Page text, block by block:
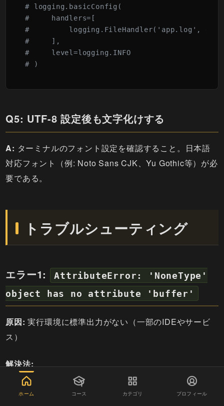
# logging.basicConfig(
#     handlers=[
#         logging.FileHandler('app.log',
#     ],
#     level=logging.INFO
# )
Q5: UTF-8 設定後も文字化けする
A: ターミナルのフォント設定を確認すること。日本語
対応フォント（例: Noto Sans CJK、Yu Gothic等）が必
要である。
トラブルシューティング
エラー1:
AttributeError: 'NoneType'
object has no attribute 'buffer'
原因: 実行環境に標準出力がない（一部のIDEやサービ
ス）
解決法:
ホーム コース カテゴリ プロフィール